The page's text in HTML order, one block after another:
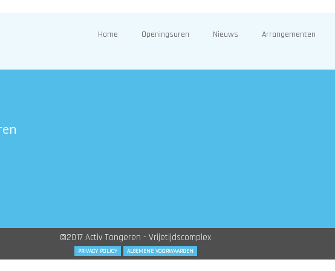
Home Openingsuren Nieuws Arrangementen
©2017 Activ Tongeren - Vrijetijdscomplex
PRIVACY POLICY ALGEMENE VOORWAARDEN